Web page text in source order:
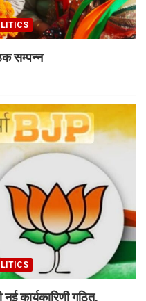
सम्पन्न
कार्यकारिणी गठित,